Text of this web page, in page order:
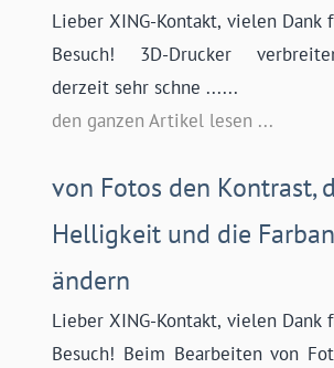
Lieber XING-Kontakt, vielen Dank
Besuch! 3D-Drucker
derzeit sehr schne ......
den ganzen Artikel lesen ...
von Fotos den Kontrast,
Helligkeit und die
ändern
Lieber XING-Kontakt, vielen Dank
Besuch! Beim Bearbeiten von